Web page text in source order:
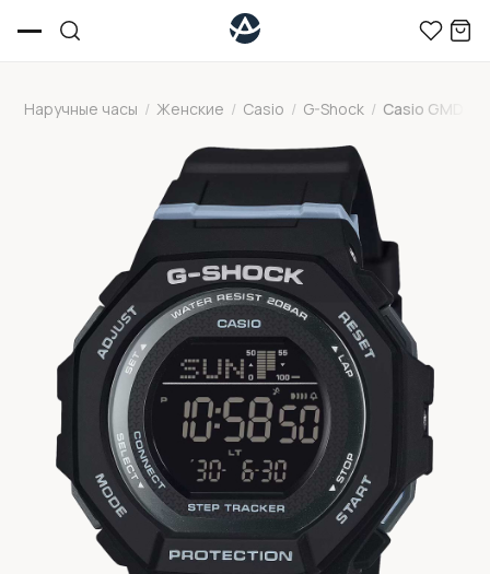
Наручные часы / Женские / Casio / G-Shock / Casio GMD-